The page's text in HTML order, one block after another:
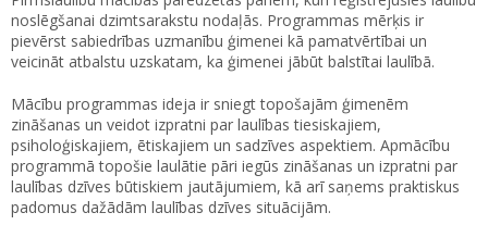
noslēgšanai dzimtsarakstu nodaļās. Programmas mērķis ir
pievērst sabiedrības uzmanību ģimenei kā pamatvērtībai un
veicināt atbalstu uzskatam, ka ģimenei jābūt balstītai laulībā.
Mācību programmas ideja ir sniegt topošajām ģimenēm
zināšanas un veidot izpratni par laulības tiesiskajiem,
psiholoģiskajiem, ētiskajiem un sadzīves aspektiem. Apmācību
programmā topošie laulātie pāri iegūs zināšanas un izpratni par
laulības dzīves būtiskiem jautājumiem, kā arī saņems praktiskus
padomus dažādām laulības dzīves situācijām.